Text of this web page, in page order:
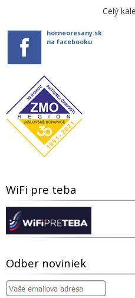
Celý
horneoresany.sk
na facebooku
WiFi pre teba
Odber noviniek